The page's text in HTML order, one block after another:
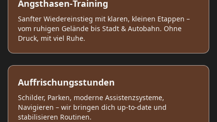
Angsthasen‑Training
Sanfter Wiedereinstieg mit klaren, kleinen Etappen –
vom ruhigen Gelände bis Stadt & Autobahn. Ohne
Druck, mit viel Ruhe.
Auffrischungsstunden
Schilder, Parken, moderne Assistenzsysteme,
Navigieren – wir bringen dich up‑to‑date und
stabilisieren Routinen.